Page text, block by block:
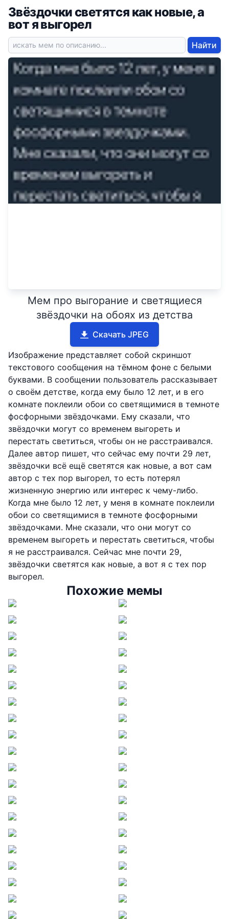
Звёздочки светятся как новые, а
вот я выгорел
Найти
Мем про выгорание и светящиеся
звёздочки на обоях из детства
Скачать JPEG
Изображение представляет собой скриншот
текстового сообщения на тёмном фоне с белыми
буквами. В сообщении пользователь рассказывает
о своём детстве, когда ему было 12 лет, и в его
комнате поклеили обои со светящимися в темноте
фосфорными звёздочками. Ему сказали, что
звёздочки могут со временем выгореть и
перестать светиться, чтобы он не расстраивался.
Далее автор пишет, что сейчас ему почти 29 лет,
звёздочки всё ещё светятся как новые, а вот сам
автор с тех пор выгорел, то есть потерял
жизненную энергию или интерес к чему-либо.
Когда мне было 12 лет, у меня в комнате поклеили
обои со светящимися в темноте фосфорными
звёздочками. Мне сказали, что они могут со
временем выгореть и перестать светиться, чтобы
я не расстраивался. Сейчас мне почти 29,
звёздочки светятся как новые, а вот я с тех пор
выгорел.
Похожие мемы